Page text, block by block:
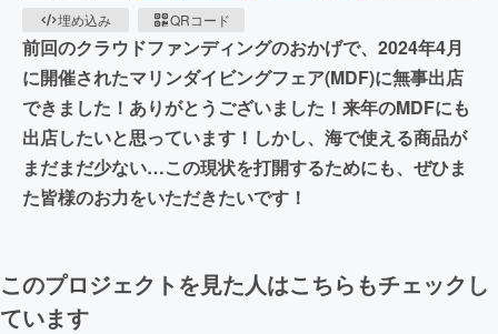
埋め込み
QRコード
前回のクラウドファンディングのおかげで、2024年4月
に開催されたマリンダイビングフェア(MDF)に無事出店
できました！ありがとうございました！来年のMDFにも
出店したいと思っています！しかし、海で使える商品が
まだまだ少ない…この現状を打開するためにも、ぜひま
た皆様のお力をいただきたいです！
このプロジェクトを見た人はこちらもチェックし
ています